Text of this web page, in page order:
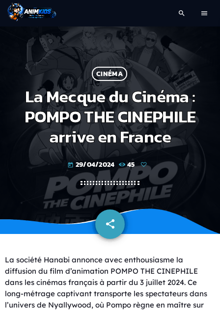
search menu
CINÉMA
La Mecque du Cinéma :
POMPO THE CINEPHILE
arrive en France
today 29/04/2024 45
share
email
La société Hanabi annonce avec enthousiasme la
diffusion du film d’animation POMPO THE CINEPHILE
dans les cinémas français à partir du 3 juillet 2024. Ce
long-métrage captivant transporte les spectateurs dans
l’univers de Nyallywood, où Pompo règne en maître sur